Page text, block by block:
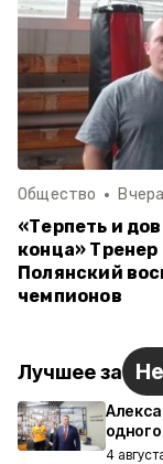
Общество
«Терпеть и
конца»
Полянский
чемпионов
Лучшее за
4